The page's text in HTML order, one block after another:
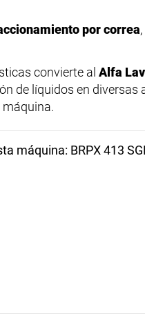
por correa
convierte al Alfa
de líquidos en diversas
máquina.
máquina: BRPX 413